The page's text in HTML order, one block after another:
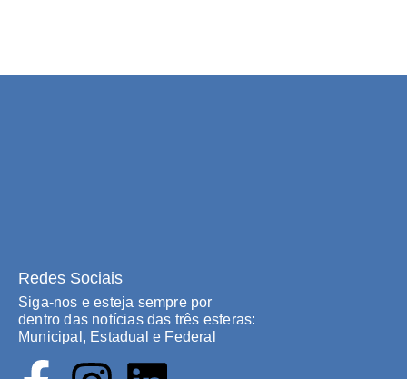
Redes Sociais
Siga-nos e esteja sempre por
dentro das notícias das três esferas:
Municipal, Estadual e Federal